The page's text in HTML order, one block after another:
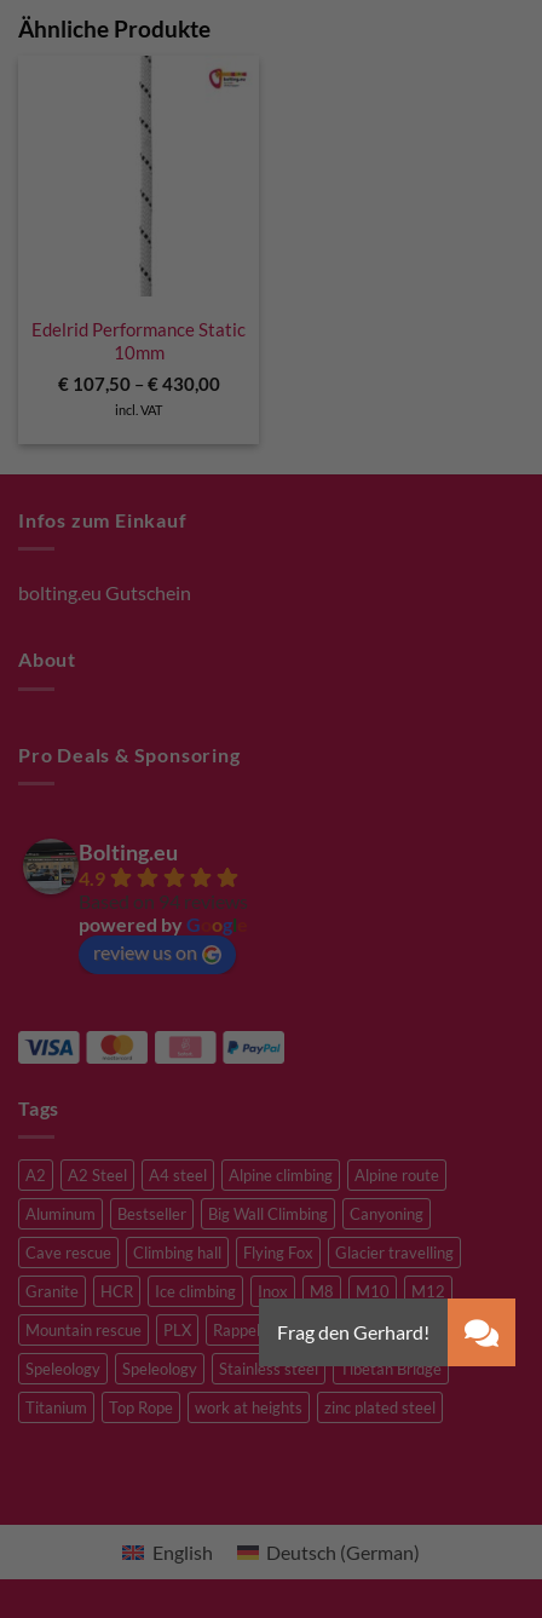
Ähnliche Produkte
Edelrid Performance Static
10mm
€107,50– €430,00
incl. VAT
Infos zum Einkauf
bolting.eu Gutschein
About
Pro Deals & Sponsoring
Bolting.eu
4.9
Based on 94 reviews
powered by G ogl
review us on
Tags
A2 A2 Steel A4 steel Alpine climbing
Alpine route
Aluminum
Bestseller Big Wall Climbing
Canyoning
Cave rescue
Climbing hall Flying Fox
Glacier travelling
Granite
HCR Ice climbing Inox M8 M10
M12
Mountain rescue
PLX Rappelling Sandstone
Slacklining
Speleology
Speleology Stainless steel
Tibetan Bridge
Titanium
Top Rope work at heights zinc plated steel
English Deutsch (German)